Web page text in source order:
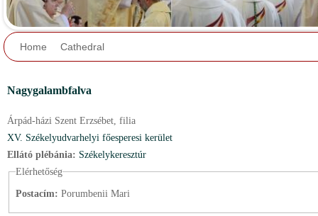
Home Cathedral
Nagygalambfalva
Árpád-házi Szent Erzsébet, filia
XV. Székelyudvarhelyi főesperesi kerület
Ellátó plébánia: Székelykeresztúr
Elérhetőség
Postacím: Porumbenii Mari